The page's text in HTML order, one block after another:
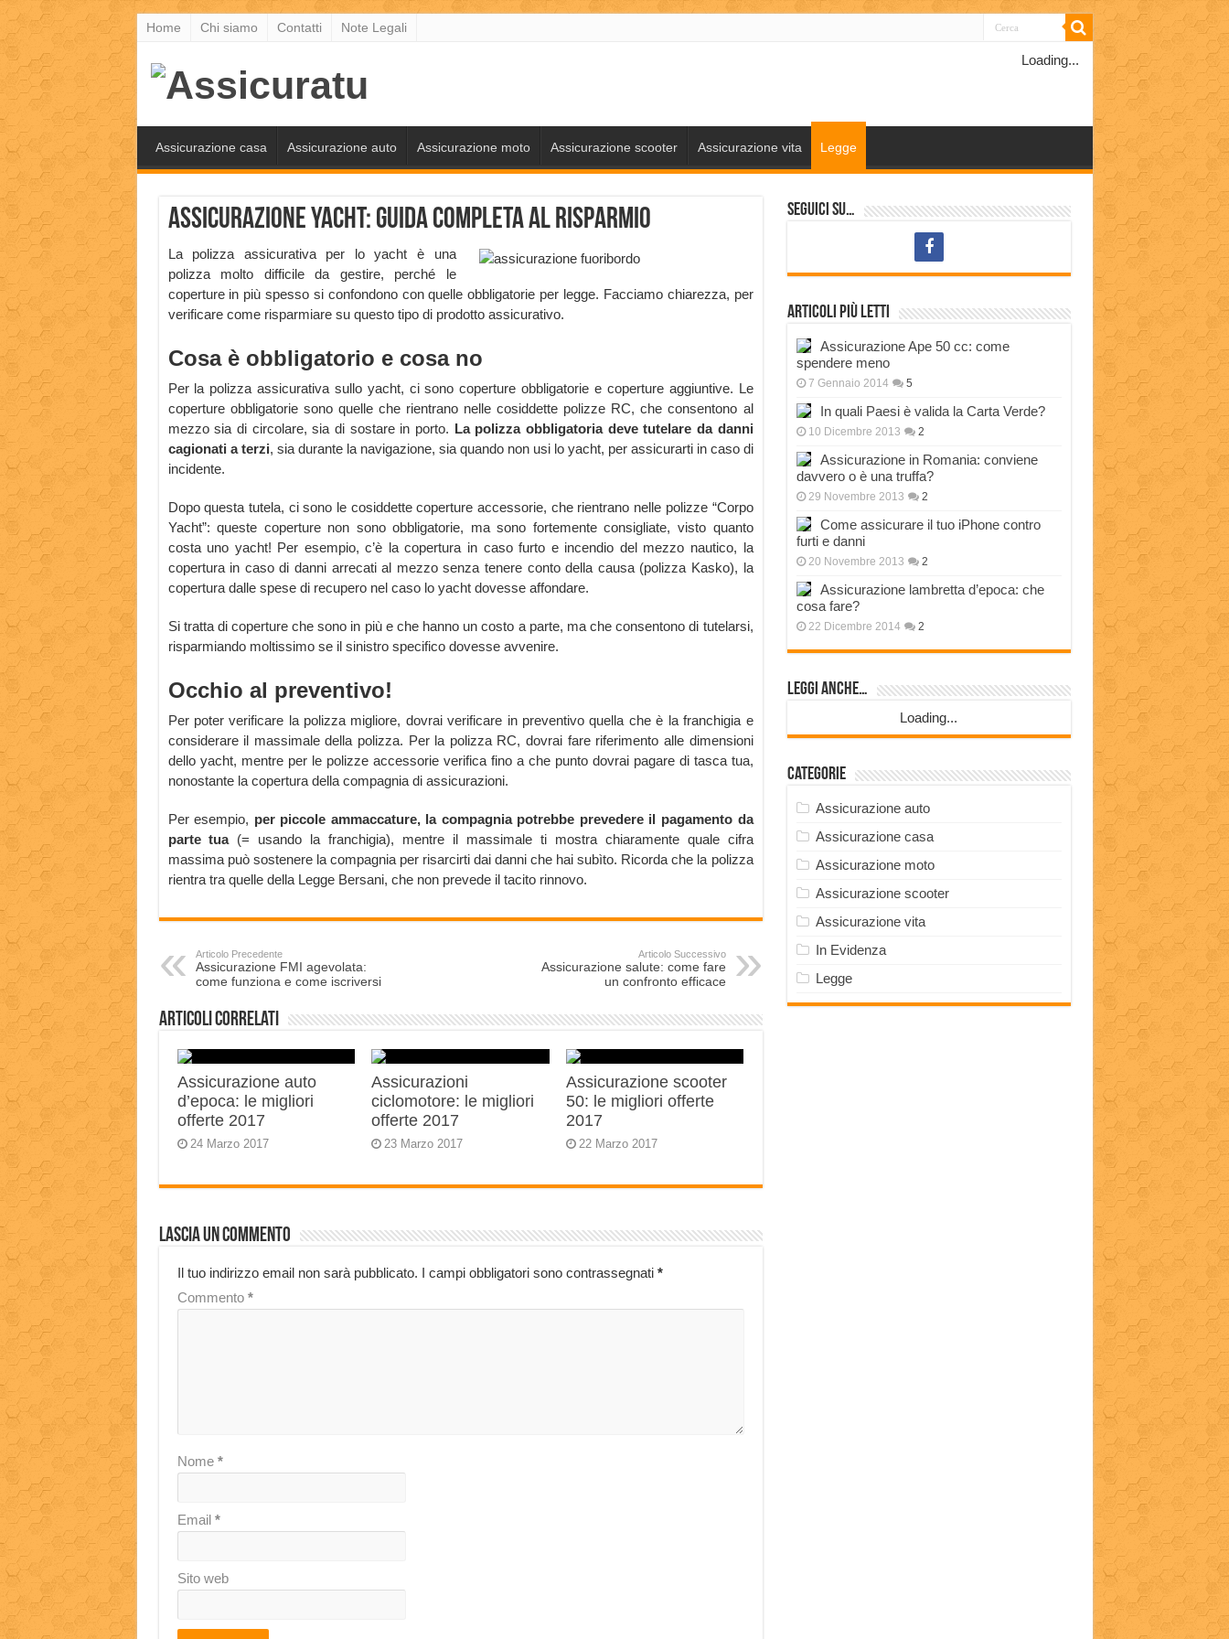
Home Chi siamo Contatti Note Legali
Loading...
Assicurazione casa Assicurazione auto Assicurazione moto Assicurazione scooter Assicurazione vita Legge
Assicurazione Yacht: guida completa al risparmio
La polizza assicurativa per lo yacht è una
polizza molto difficile da gestire, perché le
coperture in più spesso si confondono con quelle obbligatorie per legge. Facciamo chiarezza, per
verificare come risparmiare su questo tipo di prodotto assicurativo.
Cosa è obbligatorio e cosa no
Per la polizza assicurativa sullo yacht, ci sono coperture obbligatorie e coperture aggiuntive. Le
coperture obbligatorie sono quelle che rientrano nelle cosiddette polizze RC, che consentono al
mezzo sia di circolare, sia di sostare in porto. La polizza obbligatoria deve tutelare da danni
cagionati a terzi, sia durante la navigazione, sia quando non usi lo yacht, per assicurarti in caso di
incidente.
Dopo questa tutela, ci sono le cosiddette coperture accessorie, che rientrano nelle polizze “Corpo
Yacht”: queste coperture non sono obbligatorie, ma sono fortemente consigliate, visto quanto
costa uno yacht! Per esempio, c’è la copertura in caso furto e incendio del mezzo nautico, la
copertura in caso di danni arrecati al mezzo senza tenere conto della causa (polizza Kasko), la
copertura dalle spese di recupero nel caso lo yacht dovesse affondare.
Si tratta di coperture che sono in più e che hanno un costo a parte, ma che consentono di tutelarsi,
risparmiando moltissimo se il sinistro specifico dovesse avvenire.
Occhio al preventivo!
Per poter verificare la polizza migliore, dovrai verificare in preventivo quella che è la franchigia e
considerare il massimale della polizza. Per la polizza RC, dovrai fare riferimento alle dimensioni
dello yacht, mentre per le polizze accessorie verifica fino a che punto dovrai pagare di tasca tua,
nonostante la copertura della compagnia di assicurazioni.
Per esempio, per piccole ammaccature, la compagnia potrebbe prevedere il pagamento da
parte tua(= usando la franchigia), mentre il massimale ti mostra chiaramente quale cifra
massima può sostenere la compagnia per risarcirti dai danni che hai subìto. Ricorda che la polizza
rientra tra quelle della Legge Bersani, che non prevede il tacito rinnovo.
Articolo Precedente
Assicurazione FMI agevolata:
come funziona e come iscriversi
Articolo Successivo
Assicurazione salute: come fare
un confronto efficace
Articoli correlati
Assicurazione auto
d’epoca: le migliori
offerte 2017
24 Marzo 2017
Assicurazioni
ciclomotore: le migliori
offerte 2017
23 Marzo 2017
Assicurazione scooter
50: le migliori offerte
2017
22 Marzo 2017
Lascia un commento
Il tuo indirizzo email non sarà pubblicato. I campi obbligatori sono contrassegnati *
Commento *
Nome *
Email *
Sito web
Seguici su…
Articoli più letti
Assicurazione Ape 50 cc: come
spendere meno
7 Gennaio 2014 5
In quali Paesi è valida la Carta Verde?
10 Dicembre 2013 2
Assicurazione in Romania: conviene
davvero o è una truffa?
29 Novembre 2013 2
Come assicurare il tuo iPhone contro
furti e danni
20 Novembre 2013 2
Assicurazione lambretta d’epoca: che
cosa fare?
22 Dicembre 2014 2
Leggi anche…
Loading...
Categorie
Assicurazione auto
Assicurazione casa
Assicurazione moto
Assicurazione scooter
Assicurazione vita
In Evidenza
Legge